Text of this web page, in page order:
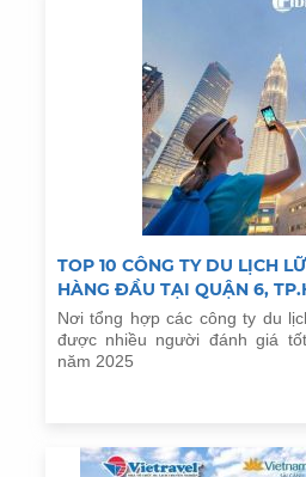
TOP 10 CÔNG TY DU LỊCH
HÀNG ĐẦU TẠI QUẬN 6,
Nơi tổng hợp các công ty du
được nhiều người đánh giá
năm 2025